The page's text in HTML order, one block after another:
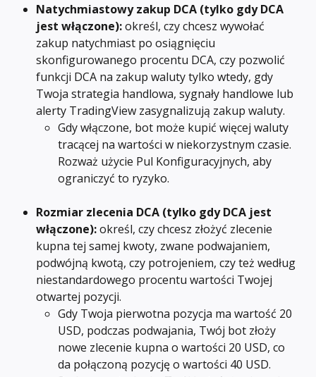
Natychmiastowy zakup DCA (tylko gdy DCA
jest włączone): określ, czy chcesz wywołać
zakup natychmiast po osiągnięciu
skonfigurowanego procentu DCA, czy pozwolić
funkcji DCA na zakup waluty tylko wtedy, gdy
Twoja strategia handlowa, sygnały handlowe lub
alerty TradingView zasygnalizują zakup waluty.
Gdy włączone, bot może kupić więcej waluty
tracącej na wartości w niekorzystnym czasie.
Rozważ użycie Pul Konfiguracyjnych, aby
ograniczyć to ryzyko.
Rozmiar zlecenia DCA (tylko gdy DCA jest
włączone): określ, czy chcesz złożyć zlecenie
kupna tej samej kwoty, zwane podwajaniem,
podwójną kwotą, czy potrojeniem, czy też według
niestandardowego procentu wartości Twojej
otwartej pozycji.
Gdy Twoja pierwotna pozycja ma wartość 20
USD, podczas podwajania, Twój bot złoży
nowe zlecenie kupna o wartości 20 USD, co
da połączoną pozycję o wartości 40 USD.